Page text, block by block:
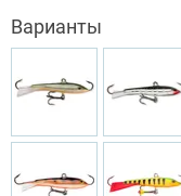
Варианты